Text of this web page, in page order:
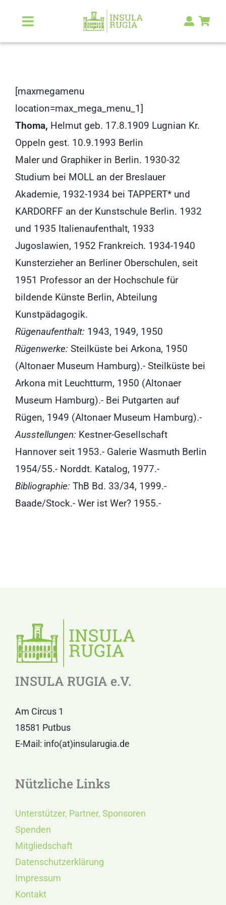
Inhalt
springen
Toggle
Navigation
Malerlexikon
RUGIA Shop
[maxmegamenu
location=max_mega_menu_1]
Thoma, Helmut geb. 17.8.1909 Lugnian Kr.
Oppeln gest. 10.9.1993 Berlin
Maler und Graphiker in Berlin. 1930-32
Studium bei MOLL an der Breslauer
Akademie, 1932-1934 bei TAPPERT* und
KARDORFF an der Kunstschule Berlin. 1932
und 1935 Italienaufenthalt, 1933
Jugoslawien, 1952 Frankreich. 1934-1940
Kunsterzieher an Berliner Oberschulen, seit
1951 Professor an der Hochschule für
bildende Künste Berlin, Abteilung
Kunstpädagogik.
Rügenaufenthalt: 1943, 1949, 1950
Rügenwerke: Steilküste bei Arkona, 1950
(Altonaer Museum Hamburg).- Steilküste bei
Arkona mit Leuchtturm, 1950 (Altonaer
Museum Hamburg).- Bei Putgarten auf
Rügen, 1949 (Altonaer Museum Hamburg).-
Ausstellungen: Kestner-Gesellschaft
Hannover seit 1953.- Galerie Wasmuth Berlin
1954/55.- Norddt. Katalog, 1977.-
Bibliographie: ThB Bd. 33/34, 1999.-
Baade/Stock.- Wer ist Wer? 1955.-
INSULA RUGIA e.V.
Am Circus 1
18581 Putbus
E-Mail: info(at)insularugia.de
Nützliche Links
Unterstützer, Partner, Sponsoren
Spenden
Mitgliedschaft
Datenschutzerklärung
Impressum
Kontakt